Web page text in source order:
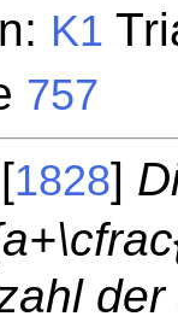
K1
757
[1828]